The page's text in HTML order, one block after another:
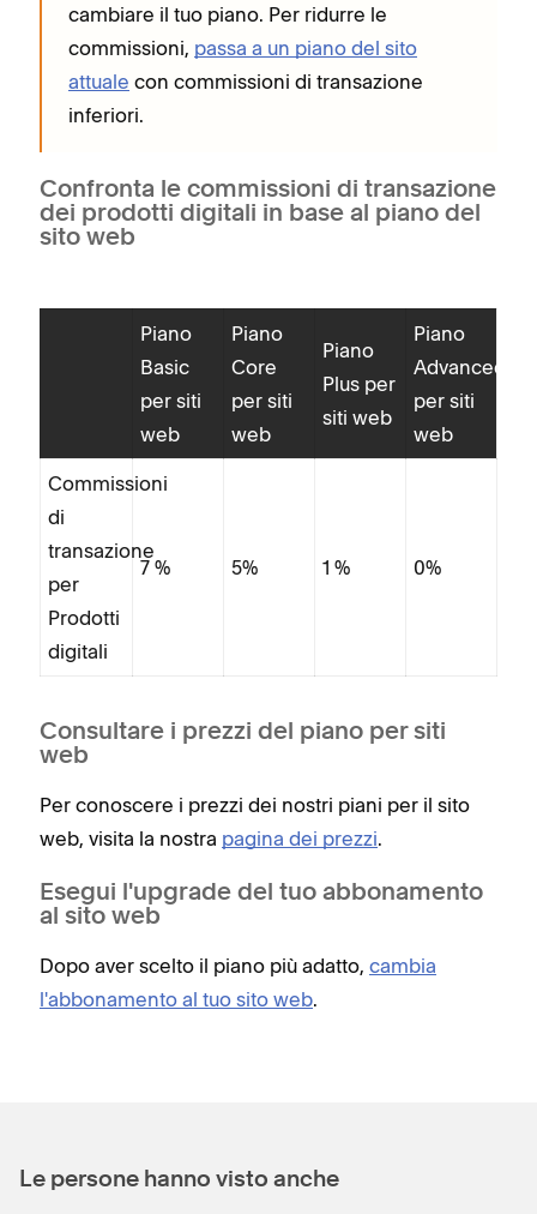
cambiare il tuo piano. Per ridurre le
commissioni, passa a un piano del sito
attuale con commissioni di transazione
inferiori.
Confronta le commissioni di transazione
dei prodotti digitali in base al piano del
sito web
Piano
Basic
per siti
web
Piano
Core
per siti
web
Piano
Plus per
siti web
Piano
Advanced
per siti
web
Commissioni
di
transazione
per
Prodotti
digitali
7 % 5% 1 % 0%
Consultare i prezzi del piano per siti
web
Per conoscere i prezzi dei nostri piani per il sito
web, visita la nostra pagina dei prezzi.
Esegui l'upgrade del tuo abbonamento
al sito web
Dopo aver scelto il piano più adatto, cambia
l'abbonamento al tuo sito web.
Le persone hanno visto anche